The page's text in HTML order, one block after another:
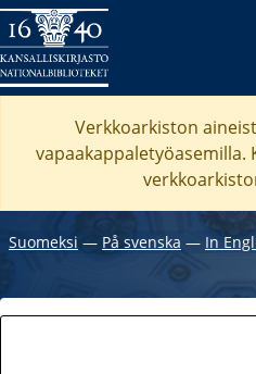
Verkkoarkiston
vapaakappaletyöasemilla.
Suomeksi ― På svenska ― In